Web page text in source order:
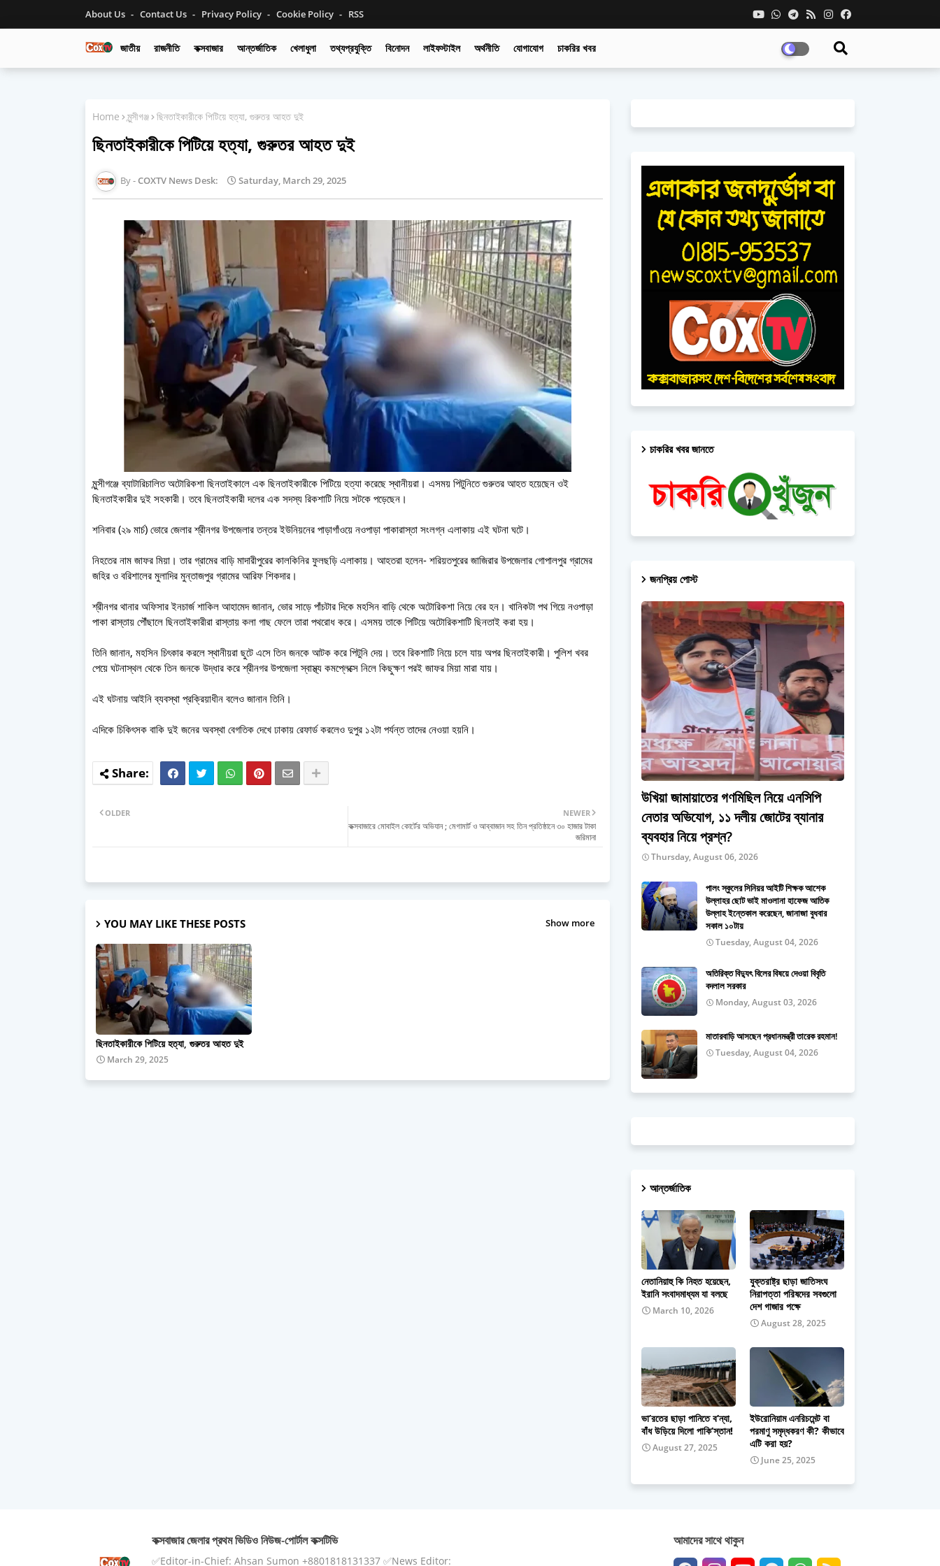
About Us Contact Us Privacy Policy Cookie Policy RSS
জাতীয় রাজনীতি কক্সবাজার আন্তর্জাতিক খেলাধুলা তথ্যপ্রযুক্তি বিনোদন লাইফস্টাইল অর্থনীতি যোগাযোগ চাকরির খবর
Home মুন্সীগঞ্জ ছিনতাইকারীকে পিটিয়ে হত্যা, গুরুতর আহত দুই
ছিনতাইকারীকে পিটিয়ে হত্যা, গুরুতর আহত দুই
COXTV News Desk: Saturday, March 29, 2025
মুন্সীগঞ্জে ব্যাটারিচালিত অটোরিকশা ছিনতাইকালে এক ছিনতাইকারীকে পিটিয়ে হত্যা করেছে স্থানীয়রা। এসময় পিটুনিতে গুরুতর আহত হয়েছেন ওই
ছিনতাইকারীর দুই সহকারী। তবে ছিনতাইকারী দলের এক সদস্য রিকশাটি নিয়ে সটকে পড়েছেন।
শনিবার (২৯ মার্চ) ভোরে জেলার শ্রীনগর উপজেলার তন্তর ইউনিয়নের পাড়াগাঁওয়ে নওপাড়া পাকারাস্তা সংলগ্ন এলাকায় এই ঘটনা ঘটে।
নিহতের নাম জাফর মিয়া। তার গ্রামের বাড়ি মাদারীপুরের কালকিনির ফুলছড়ি এলাকায়। আহতরা হলেন- শরিয়তপুরের জাজিরার উপজেলার গোপালপুর গ্রামের
জহির ও বরিশালের মুলাদির মুন্তাজপুর গ্রামের আরিফ শিকদার।
শ্রীনগর থানার অফিসার ইনচার্জ শাকিল আহামেদ জানান, ভোর সাড়ে পাঁচটার দিকে মহসিন বাড়ি থেকে অটোরিকশা নিয়ে বের হন। খানিকটা পথ গিয়ে নওপাড়া
পাকা রাস্তায় পৌঁছালে ছিনতাইকারীরা রাস্তায় কলা গাছ ফেলে তারা পথরোধ করে। এসময় তাকে পিটিয়ে অটোরিকশাটি ছিনতাই করা হয়।
তিনি জানান, মহসিন চিৎকার করলে স্থানীয়রা ছুটে এসে তিন জনকে আটক করে পিটুনি দেয়। তবে রিকশাটি নিয়ে চলে যায় অপর ছিনতাইকারী। পুলিশ খবর
পেয়ে ঘটনাস্থল থেকে তিন জনকে উদ্ধার করে শ্রীনগর উপজেলা স্বাস্থ্য কমপ্লেক্সে নিলে কিছুক্ষণ পরই জাফর মিয়া মারা যায়।
এই ঘটনায় আইনি ব্যবস্থা প্রক্রিয়াধীন বলেও জানান তিনি।
এদিকে চিকিৎসক বাকি দুই জনের অবস্থা বেগতিক দেখে ঢাকায় রেফার্ড করলেও দুপুর ১২টা পর্যন্ত তাদের নেওয়া হয়নি।
NEWER
কক্সবাজারে মোবাইল কোর্টের অভিযান ; মেগামার্ট ও আব্বাজান সহ তিন প্রতিষ্ঠানে ৩০ হাজার টাকা
জরিমানা
OLDER
YOU MAY LIKE THESE POSTS Show more
ছিনতাইকারীকে পিটিয়ে হত্যা, গুরুতর আহত দুই
March 29, 2025
চাকরির খবর জানতে
জনপ্রিয় পোস্ট
উখিয়া জামায়াতের গণমিছিল নিয়ে এনসিপি
নেতার অভিযোগ, ১১ দলীয় জোটের ব্যানার
ব্যবহার নিয়ে প্রশ্ন?
Thursday, August 06, 2026
পালং স্কুলের সিনিয়র আইটি শিক্ষক আশেক
উল্লাহর ছোট ভাই মাওলানা হাফেজ আতিক
উল্লাহ ইন্তেকাল করেছেন, জানাজা বুধবার
সকাল ১০টায়
Tuesday, August 04, 2026
অতিরিক্ত বিদ্যুৎ বিলের বিষয়ে দেওয়া বিবৃতি
বদলাল সরকার
Monday, August 03, 2026
মাতারবাড়ি আসছেন প্রধানমন্ত্রী তারেক রহমান!
Tuesday, August 04, 2026
আন্তর্জাতিক
নেতানিয়াহু কি নিহত হয়েছেন,
ইরানি সংবাদমাধ্যম যা বলছে
March 10, 2026
যুক্তরাষ্ট্র ছাড়া জাতিসংঘ
নিরাপত্তা পরিষদের সবগুলো
দেশ গাজার পক্ষে
August 28, 2025
ভা’রতের ছাড়া পানিতে ব’ন্যা,
বাঁধ উড়িয়ে দিলো পাকি’স্তান!
August 27, 2025
ইউরোনিয়াম এনরিচমেন্ট বা
পরমাণু সমৃদ্ধকরণ কী? কীভাবে
এটি করা হয়?
June 25, 2025
কক্সবাজার জেলার প্রথম ভিডিও নিউজ-পোর্টাল কক্সটিভি
✅Editor-in-Chief: Ahsan Sumon +8801818131337 ✅News Editor:
আমাদের সাথে থাকুন